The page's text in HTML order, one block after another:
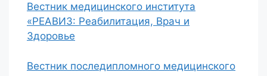
Вестник медицинского института
«РЕАВИЗ: Реабилитация, Врач и
Здоровье
Вестник последипломного медицинского